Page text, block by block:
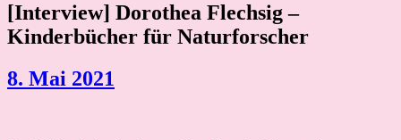
[Interview] Dorothea Flechsig –
Kinderbücher für Naturforscher
8. Mai 2021